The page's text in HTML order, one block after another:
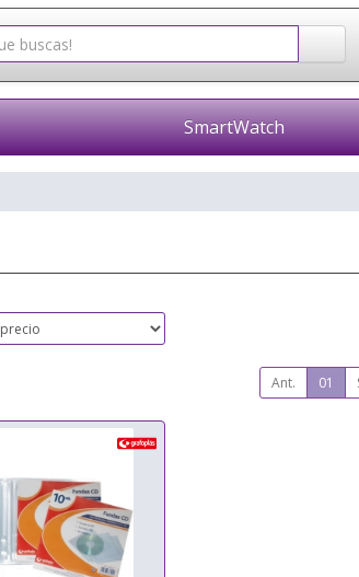
SmartWatch
Ant. 01